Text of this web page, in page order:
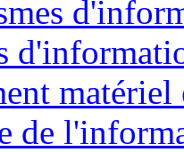
matériel
de